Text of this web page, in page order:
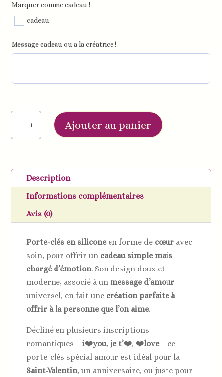
Marquer comme cadeau !
cadeau
Message cadeau ou a la créatrice !
silicone
cœur
Spécial
Amour
Ajouter au panier
Description
Informations complémentaires
Avis (0)
Porte-clés en siliconeen forme de cœur avec
soin, pour offrir un cadeau simple mais
chargé d’émotion. Son design doux et
moderne, associé à un message d’amour
universel, en fait une création parfaite à
offrir à la personne que l’on aime.
Décliné en plusieurs inscriptions
romantiques –i❤️you, je t’❤️, ❤️love– ce
porte-clés spécial amour est idéal pour la
Saint-Valentin, un anniversaire, ou juste pour